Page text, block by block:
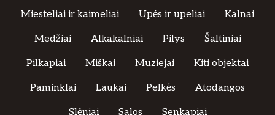
Miesteliai ir kaimeliai Upės ir upeliai Kalnai
Medžiai Alkakalniai Pilys Šaltiniai
Pilkapiai Miškai Muziejai Kiti objektai
Paminklai Laukai Pelkės Atodangos
Slėniai Salos Senkapiai